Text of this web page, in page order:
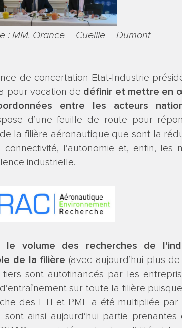
: MM. Orance – Cueille – Dumont
de concertation Etat-Industrie
pour vocation de définir et mettre en
entre les acteurs
d’une feuille de route pour
la filière aéronautique que sont la
connectivité, l’autonomie et, enfin, les
industrielle.
le volume des recherches de
de la filière (avec aujourd’hui plus
sont autofinancés par les
sur toute la filière
des ETI et PME a été multipliée par
ainsi aujourd’hui partie prenantes